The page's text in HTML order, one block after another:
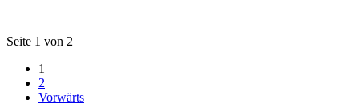
Seite 1 von 2
1
2
Vorwärts